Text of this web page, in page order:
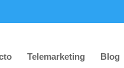
Telemarketing Blog